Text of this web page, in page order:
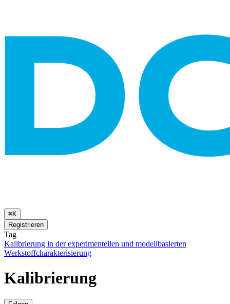
⌘K
Registrieren
Tag
Kalibrierung in der experimentellen und modellbasierten
Werkstoffcharakterisierung
Kalibrierung